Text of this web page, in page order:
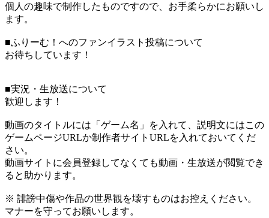
個人の趣味で制作したものですので、お手柔らかにお願いし
ます。
■ふりーむ！へのファンイラスト投稿について
お待ちしています！
■実況・生放送について
歓迎します！
動画のタイトルには「ゲーム名」を入れて、説明文にはこの
ゲームページURLか制作者サイトURLを入れておいてくだ
さい。
動画サイトに会員登録してなくても動画・生放送が閲覧でき
ると助かります。
※ 誹謗中傷や作品の世界観を壊すものはお控えください。
マナーを守ってお願いします。